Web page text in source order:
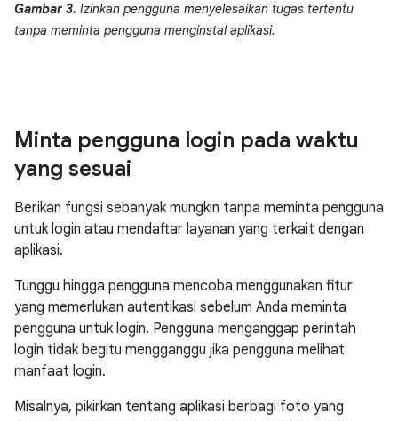
Gambar 3. Izinkan pengguna menyelesaikan tugas tertentu
tanpa meminta pengguna menginstal aplikasi.
Minta pengguna login pada waktu
yang sesuai
Berikan fungsi sebanyak mungkin tanpa meminta pengguna
untuk login atau mendaftar layanan yang terkait dengan
aplikasi.
Tunggu hingga pengguna mencoba menggunakan fitur
yang memerlukan autentikasi sebelum Anda meminta
pengguna untuk login. Pengguna menganggap perintah
login tidak begitu mengganggu jika pengguna melihat
manfaat login.
Misalnya, pikirkan tentang aplikasi berbagi foto yang